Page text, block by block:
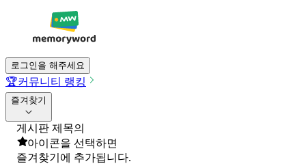
로그인을 해주세요
🏆커뮤니티 랭킹
즐겨찾기
게시판 제목의
아이콘을 선택하면
즐겨찾기에 추가됩니다.